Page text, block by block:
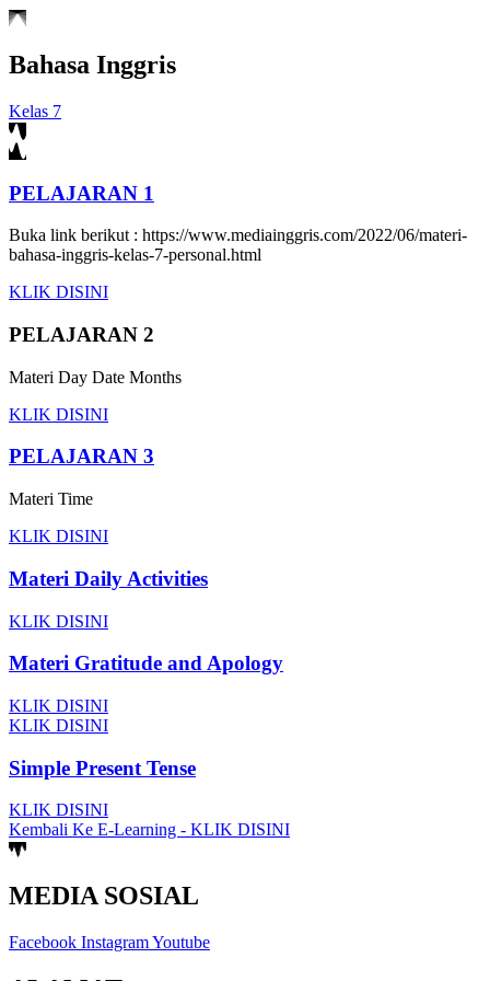
Bahasa Inggris
Kelas 7
PELAJARAN 1
Buka link berikut : https://www.mediainggris.com/2022/06/materi-
bahasa-inggris-kelas-7-personal.html
KLIK DISINI
PELAJARAN 2
Materi Day Date Months
KLIK DISINI
PELAJARAN 3
Materi Time
KLIK DISINI
Materi Daily Activities
KLIK DISINI
Materi Gratitude and Apology
KLIK DISINI
KLIK DISINI
Simple Present Tense
KLIK DISINI
Kembali Ke E-Learning - KLIK DISINI
MEDIA SOSIAL
Facebook InstagramYoutube